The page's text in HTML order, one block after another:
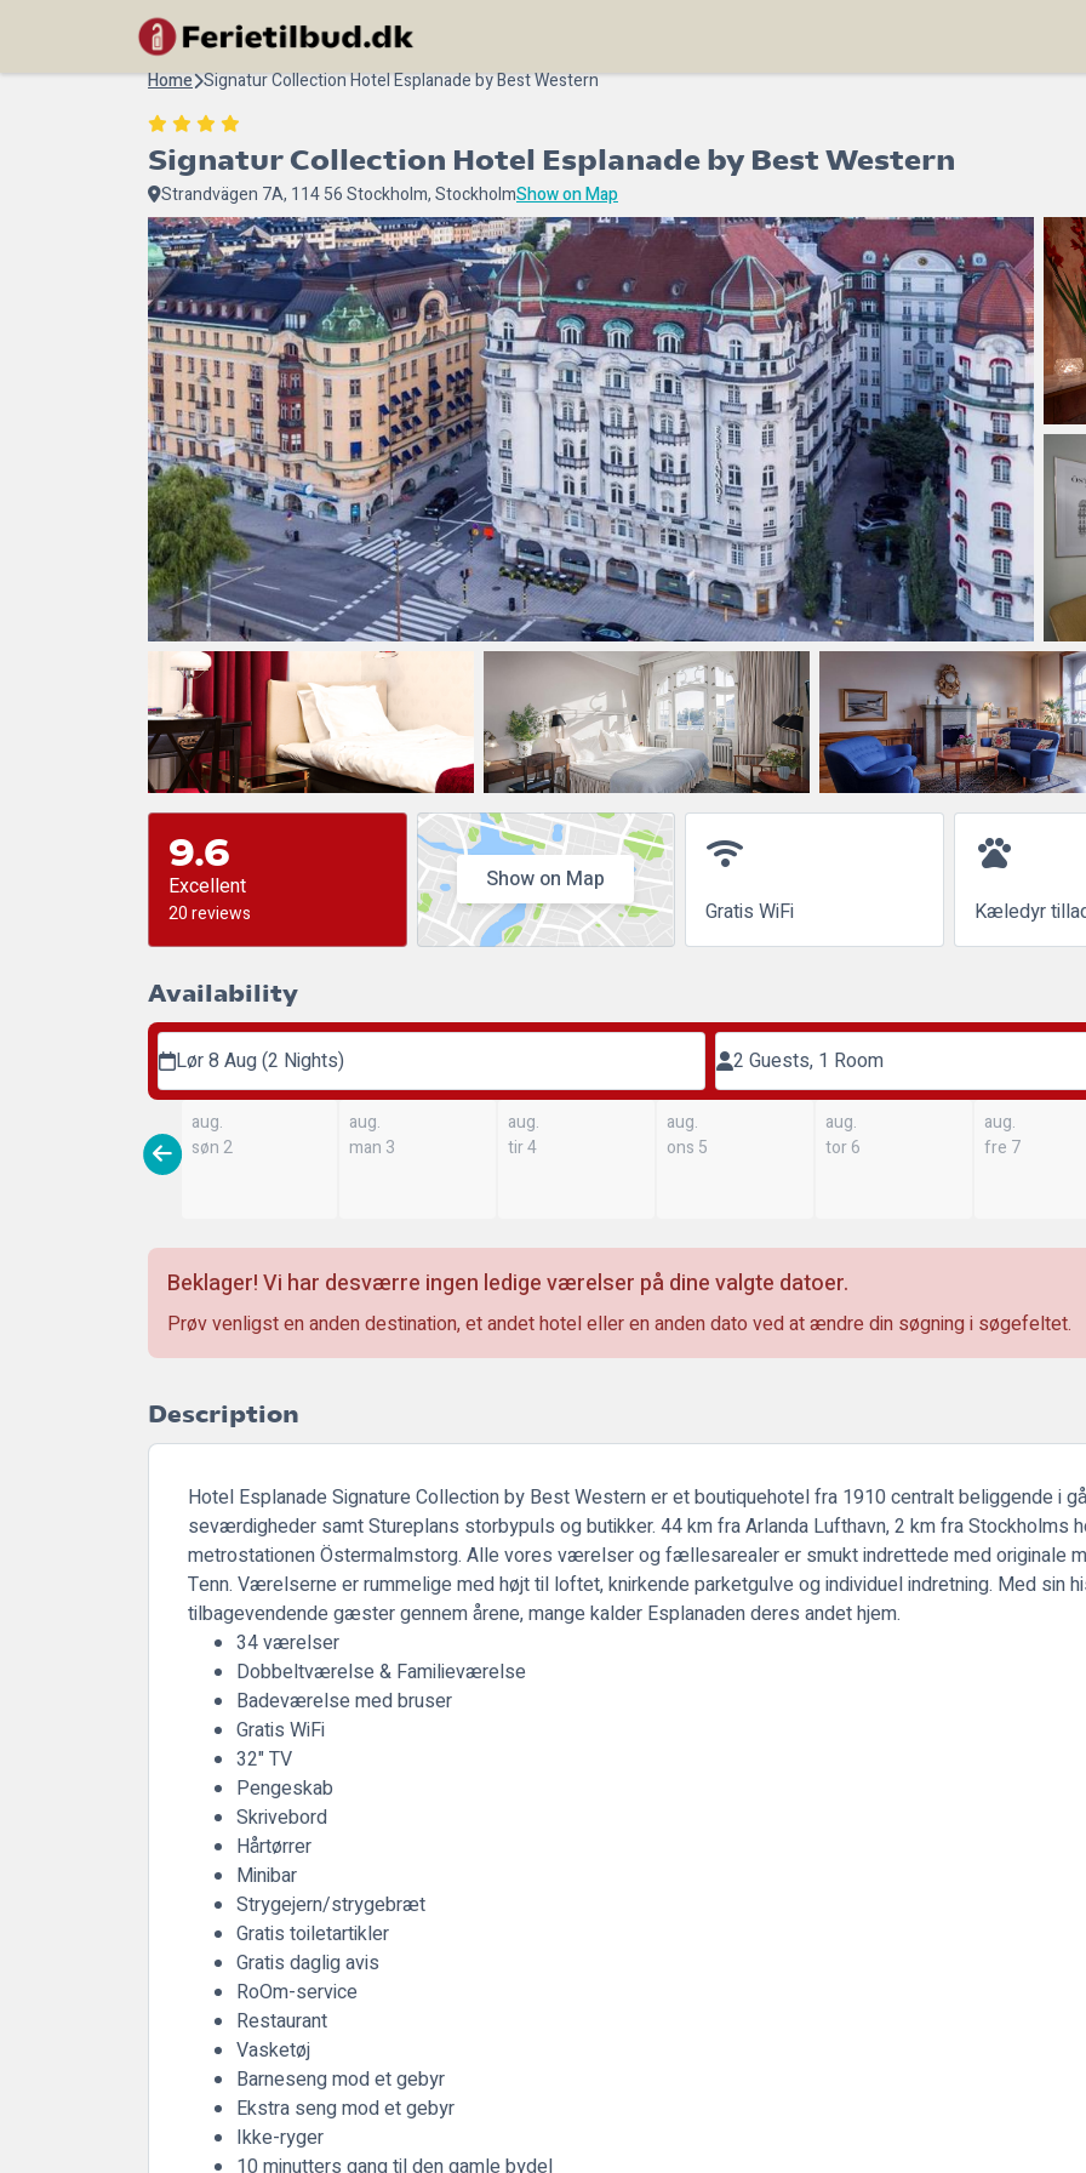
Home Signatur Collection Hotel Esplanade by Best Western
Signatur Collection Hotel Esplanade by Best Western
Strandvägen 7A, 114 56 Stockholm, StockholmShow on Map
9.6
Excellent
20 reviews
Show on Map
wifi
Gratis WiFi
pets
Kæledyr
Availability
Lør 8 Aug (2 Nights) 2 Guests, 1 Room
aug.
søn 2
aug.
man 3
aug.
tir 4
aug.
ons 5
aug.
tor 6
aug.
fre 7
Beklager! Vi har desværre ingen ledige værelser på dine valgte datoer.
Prøv venligst en anden destination, et andet hotel eller en anden dato ved at ændre din søgning i søgefeltet.
Description
Hotel Esplanade Signature Collection by Best Western er et boutiquehotel fra 1910 centralt beliggende i
seværdigheder samt Stureplans storbypuls og butikker. 44 km fra Arlanda Lufthavn, 2 km fra Stockholms
metrostationen Östermalmstorg. Alle vores værelser og fællesarealer er smukt indrettede med originale
Tenn. Værelserne er rummelige med højt til loftet, knirkende parketgulve og individuel indretning. Med sin
tilbagevendende gæster gennem årene, mange kalder Esplanaden deres andet hjem.
34 værelser
Dobbeltværelse & Familieværelse
Badeværelse med bruser
Gratis WiFi
32" TV
Pengeskab
Skrivebord
Hårtørrer
Minibar
Strygejern/strygebræt
Gratis toiletartikler
Gratis daglig avis
RoOm-service
Restaurant
Vasketøj
Barneseng mod et gebyr
Ekstra seng mod et gebyr
Ikke-ryger
10 minutters gang til den gamle bydel